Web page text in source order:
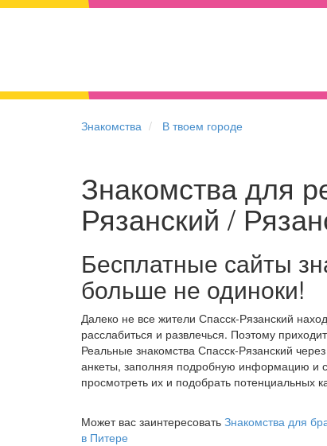
Знакомства В твоем городе
Знакомства для
Рязанский /
Бесплатные сайты
больше не одиноки!
Далеко не все жители Спасск-Рязанский
расслабиться и развлечься. Поэтому
Реальные знакомства Спасск-Рязанский
анкеты, заполняя подробную информацию и
просмотреть их и подобрать потенциальных
Может вас заинтересовать Знакомства для
в Питере